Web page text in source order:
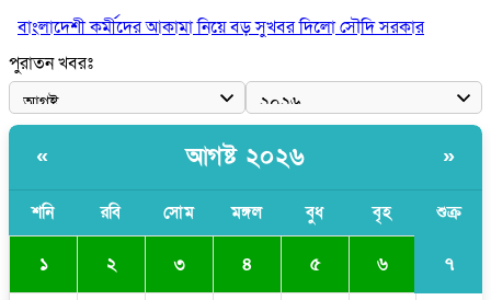
বাংলাদেশী কর্মীদের আকামা নিয়ে বড় সুখবর দিলো সৌদি সরকার
ভারতের পূর্ব সীমান্তে এখন ‘আরেকটি পাকিস্তান’ গড়ে উঠেছে: সজীব
ওয়াজেদ জয়
যে ডকুমেন্টারিতে আবু সাঈদের ছবি নেই, সেটা কোনো ডকুমেন্টারি নয়:
ভারপ্রাপ্ত রাষ্ট্রপতি
পুরাতন খবরঃ
« আগষ্ট ২০২৬ »
শনি রবি সোম মঙ্গল বুধ বৃহ শুক্র
১ ২ ৩ ৪ ৫ ৬ ৭